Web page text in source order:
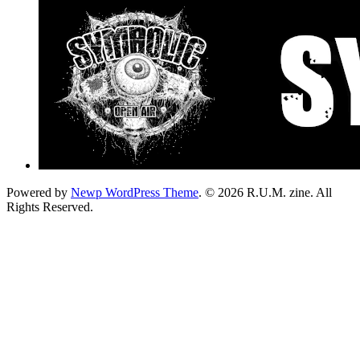
Powered by Newp WordPress Theme. © 2026 R.U.M. zine. All
Rights Reserved.